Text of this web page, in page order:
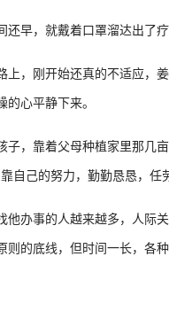
还早，就戴着口罩溜达出了
刚开始还真的不适应，姜
心平静下来。
靠着父母种植家里那几亩
自己的努力，勤勤恳恳，
事的人越来越多，人际关
则的底线，但时间一长，各